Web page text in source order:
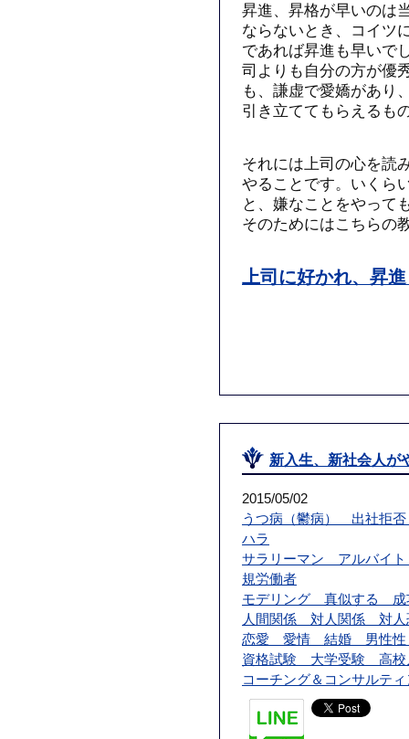
昇進、昇格が早いのは
ならないとき、コイツ
であれば昇進も早いで
司よりも自分の方が優
も、謙虚で愛嬌があり
引き立ててもらえるも
それには上司の心を読
やることです。いくら
と、嫌なことをやって
そのためにはこちらの
上司に好かれ、昇
新入生、新社会人が
2015/05/02
うつ病（鬱病） 出社
ハラ
サラリーマン アルバイ
規労働者
モデリング 真似する
人間関係 対人関係 対
恋愛 愛情 結婚 男性
資格試験 大学受験 高
コーチング＆コンサルテ